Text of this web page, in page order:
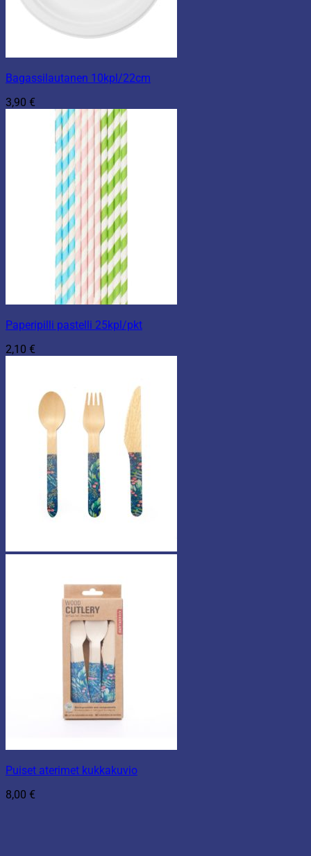
Bagassilautanen 10kpl/22cm
3,90 €
Paperipilli pastelli 25kpl/pkt
2,10 €
Puiset aterimet kukkakuvio
8,00 €